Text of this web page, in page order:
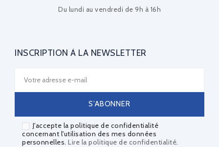
Du lundi au vendredi de 9h à 16h
INSCRIPTION À LA NEWSLETTER
J'accepte la politique de confidentialité
concernant l'utilisation des mes données
personnelles. Lire la politique de confidentialité.